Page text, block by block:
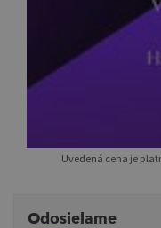
Uvedená cena je
Odosielame